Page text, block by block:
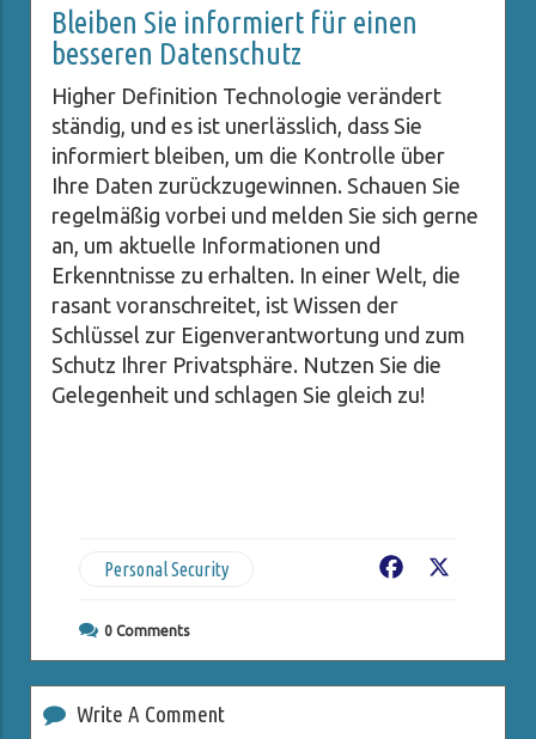
Bleiben Sie informiert für einen
besseren Datenschutz
Higher Definition Technologie verändert
ständig, und es ist unerlässlich, dass Sie
informiert bleiben, um die Kontrolle über
Ihre Daten zurückzugewinnen. Schauen Sie
regelmäßig vorbei und melden Sie sich gerne
an, um aktuelle Informationen und
Erkenntnisse zu erhalten. In einer Welt, die
rasant voranschreitet, ist Wissen der
Schlüssel zur Eigenverantwortung und zum
Schutz Ihrer Privatsphäre. Nutzen Sie die
Gelegenheit und schlagen Sie gleich zu!
Personal Security Facebook
0 Comments
Write A Comment